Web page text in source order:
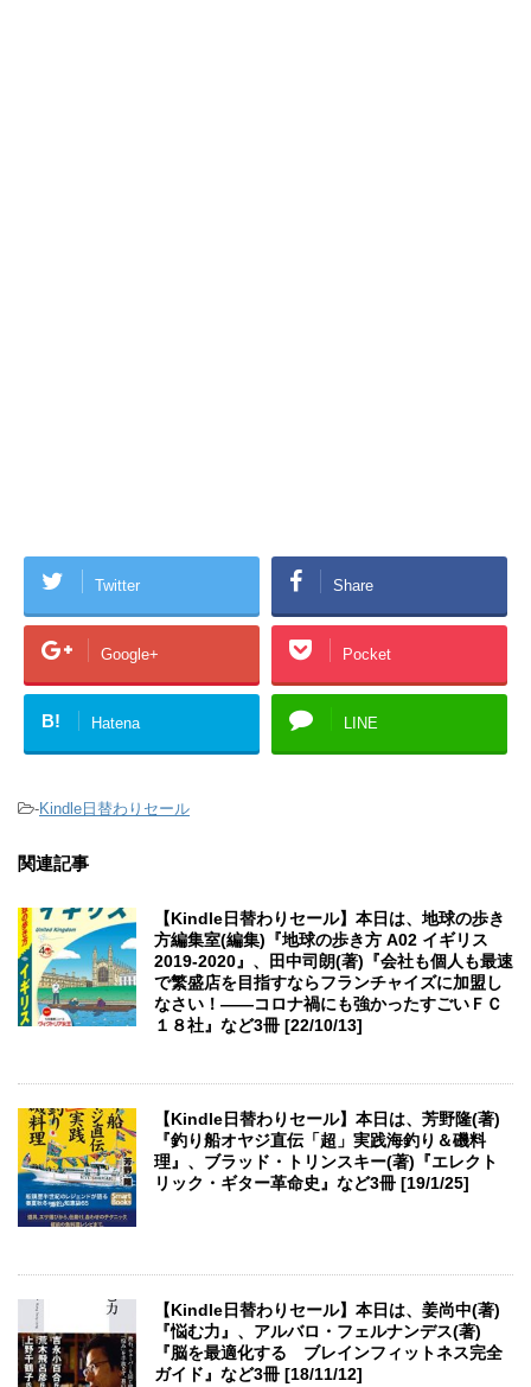
Twitter Share
Google+ Pocket
B! Hatena LINE
-Kindle日替わりセール
関連記事
【Kindle日替わりセール】本日は、地球の歩き
方編集室(編集)『地球の歩き方 A02 イギリス
2019-2020』、田中司朗(著)『会社も個人も最速
で繁盛店を目指すならフランチャイズに加盟し
なさい！――コロナ禍にも強かったすごいＦＣ
１８社』など3冊 [22/10/13]
【Kindle日替わりセール】本日は、芳野隆(著)
『釣り船オヤジ直伝「超」実践海釣り＆磯料
理』、ブラッド・トリンスキー(著)『エレクト
リック・ギター革命史』など3冊 [19/1/25]
【Kindle日替わりセール】本日は、姜尚中(著)
『悩む力』、アルバロ・フェルナンデス(著)
『脳を最適化する ブレインフィットネス完全
ガイド』など3冊 [18/11/12]